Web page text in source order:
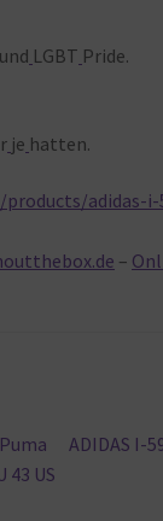
und LGBT Pride.
je hatten.
–
43 US
Nächster
ADIDAS I-